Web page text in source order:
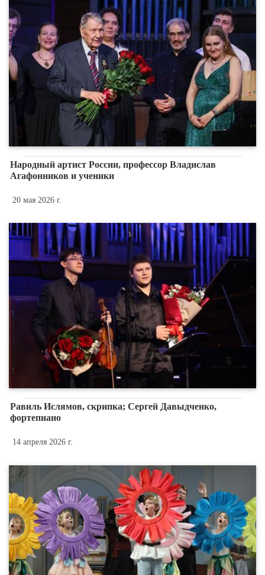
Народный артист России, профессор Владислав
Агафонников и ученики
20 мая 2026 г.
Равиль Ислямов, скрипка; Сергей Давыдченко,
фортепиано
14 апреля 2026 г.